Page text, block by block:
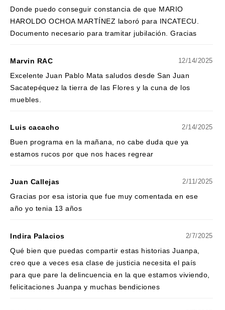
Donde puedo conseguir constancia de que MARIO
HAROLDO OCHOA MARTÍNEZ laboró para INCATECU.
Documento necesario para tramitar jubilación. Gracias
Marvin RAC 12/14/2025
Excelente Juan Pablo Mata saludos desde San Juan
Sacatepéquez la tierra de las Flores y la cuna de los
muebles.
Luis cacacho 2/14/2025
Buen programa en la mañana, no cabe duda que ya
estamos rucos por que nos haces regrear
Juan Callejas 2/11/2025
Gracias por esa istoria que fue muy comentada en ese
año yo tenia 13 años
Indira Palacios 2/7/2025
Qué bien que puedas compartir estas historias Juanpa,
creo que a veces esa clase de justicia necesita el país
para que pare la delincuencia en la que estamos viviendo,
felicitaciones Juanpa y muchas bendiciones